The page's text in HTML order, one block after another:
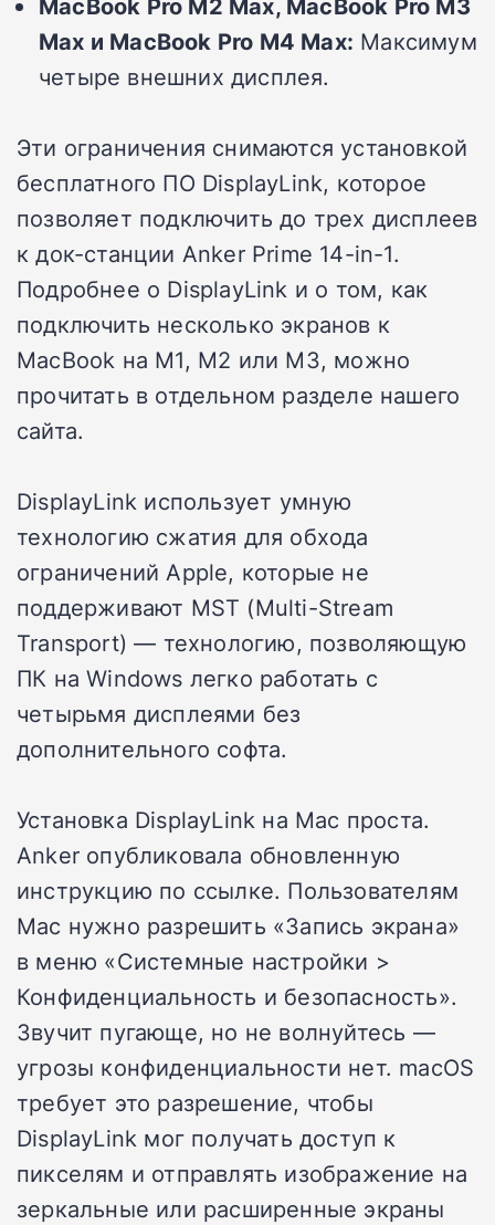
Max и MacBook Pro M4 Max: Максимум
четыре внешних дисплея.
Эти ограничения снимаются установкой
бесплатного ПО DisplayLink, которое
позволяет подключить до трех дисплеев
к док-станции Anker Prime 14-in-1.
Подробнее о DisplayLink и о том, как
подключить несколько экранов к
MacBook на M1, M2 или M3, можно
прочитать в отдельном разделе нашего
сайта.
DisplayLink использует умную
технологию сжатия для обхода
ограничений Apple, которые не
поддерживают MST (Multi-Stream
Transport) — технологию, позволяющую
ПК на Windows легко работать с
четырьмя дисплеями без
дополнительного софта.
Установка DisplayLink на Mac проста.
Anker опубликовала обновленную
инструкцию по ссылке. Пользователям
Mac нужно разрешить «Запись экрана»
в меню «Системные настройки >
Конфиденциальность и безопасность».
Звучит пугающе, но не волнуйтесь —
угрозы конфиденциальности нет. macOS
требует это разрешение, чтобы
DisplayLink мог получать доступ к
пикселям и отправлять изображение на
зеркальные или расширенные экраны